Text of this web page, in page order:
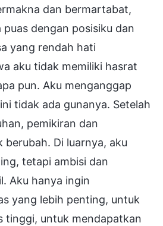
dan bermartabat,
puas dengan posisiku dan
yang rendah hati
aku tidak memiliki hasrat
pun. Aku menganggap
tidak ada gunanya. Setelah
pemikiran dan
berubah. Di luarnya, aku
tetapi ambisi dan
Aku hanya ingin
yang lebih penting, untuk
tinggi, untuk mendapatkan